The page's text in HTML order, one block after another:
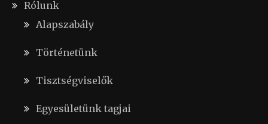
Rólunk
Alapszabály
Történetünk
Tisztségviselők
Egyesületünk tagjai